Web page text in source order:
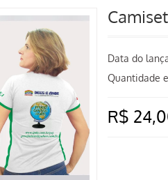
Data do
Quantidade
R$